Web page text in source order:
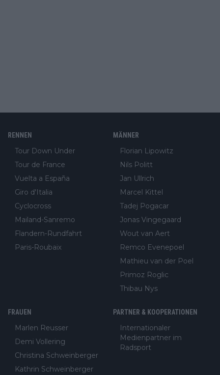
RENNEN
Tour Down Under
Tour de France
Vuelta a España
Giro d'Italia
Cyclocross
Mailand-Sanremo
Flandern-Rundfahrt
Paris-Roubaix
MÄNNER
Florian Lipowitz
Nils Politt
Jan Ullrich
Marcel Kittel
Tadej Pogacar
Jonas Vingegaard
Wout van Aert
Remco Evenepoel
Mathieu van der Poel
Primoz Roglic
Thibau Nys
FRAUEN
Marlen Reusser
Demi Vollering
Christina Schweinberger
Kathrin Schweinberger
PARTNER & KOOPERATIONEN
Internationaler
Medienpartner im
Radsport